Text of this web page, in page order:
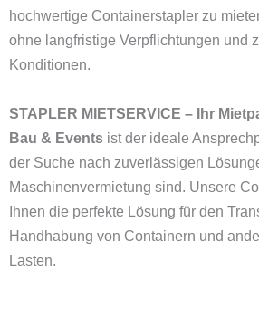
hochwertige Containerstapler zu
ohne langfristige Verpflichtungen und
Konditionen.
STAPLER MIETSERVICE – Ihr
Bau & Events ist der ideale
der Suche nach zuverlässigen
Maschinenvermietung sind. Unsere
Ihnen die perfekte Lösung für den
Handhabung von Containern und
Lasten.